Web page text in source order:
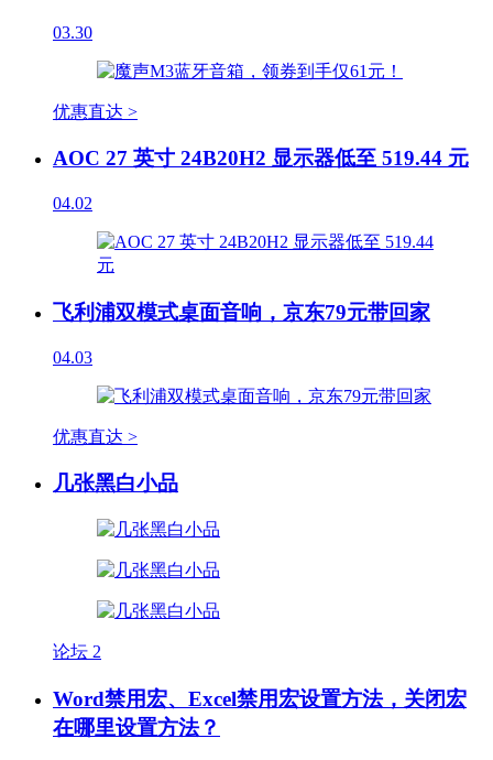
03.30
优惠直达 >
AOC 27 英寸 24B20H2 显示器低至 519.44 元
04.02
飞利浦双模式桌面音响，京东79元带回家
04.03
优惠直达 >
几张黑白小品
论坛 2
Word禁用宏、Excel禁用宏设置方法，关闭宏
在哪里设置方法？